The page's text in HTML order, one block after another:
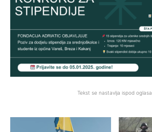
Tekst se nastavlja ispod oglasa